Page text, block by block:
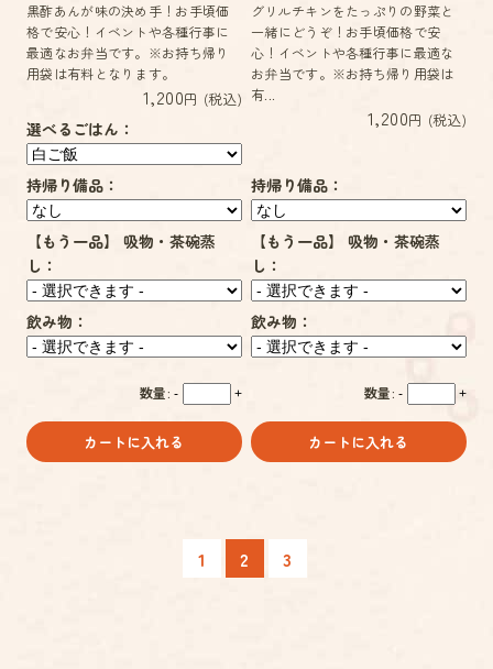
黒酢あんが味の決め手！お手頃価
格で安心！イベントや各種行事に
最適なお弁当です。※お持ち帰り
用袋は有料となります。
1,200円 (税込)
選べるごはん：
持帰り備品：
【もう一品】 吸物・茶碗蒸
し：
飲み物：
数量: - +
カートに入れる
グリルチキンをたっぷりの野菜と
一緒にどうぞ！お手頃価格で安
心！イベントや各種行事に最適な
お弁当です。※お持ち帰り用袋は
有...
1,200円 (税込)
持帰り備品：
【もう一品】 吸物・茶碗蒸
し：
飲み物：
数量: - +
カートに入れる
1 2 3